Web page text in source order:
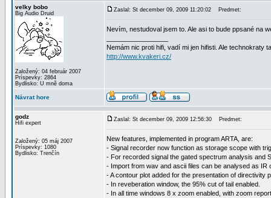
velky bobo
Big Audio Druid
Založený: 04 február 2007
Príspevky: 2864
Bydlisko: U mně doma
Zaslal: St december 09, 2009 11:20:02 Predmet:
Nevím, nestudoval jsem to. Ale asi to bude ppsané na
Nemám nic proti hifi, vadí mi jen hifisti. Ale technokraty
http://www.kvakeri.cz/
Návrat hore
godz
Hifi expert
Založený: 05 máj 2007
Príspevky: 1080
Bydlisko: Trenčín
Zaslal: St december 09, 2009 12:56:30 Predmet:
New features, implemented in program ARTA, are:
- Signal recorder now function as storage scope with
- For recorded signal the gated spectrum analysis and
- Import from wav and ascii files can be analysed as IR
- A contour plot added for the presentation of directivity
- In reveberation window, the 95% cut of tail enabled.
- In all time windows 8 x zoom enabled, with zoom